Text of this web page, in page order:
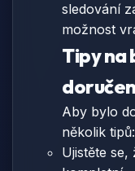
sledování
možnost
Tipy na
Aby bylo
několik tipů:
Ujistěte se,